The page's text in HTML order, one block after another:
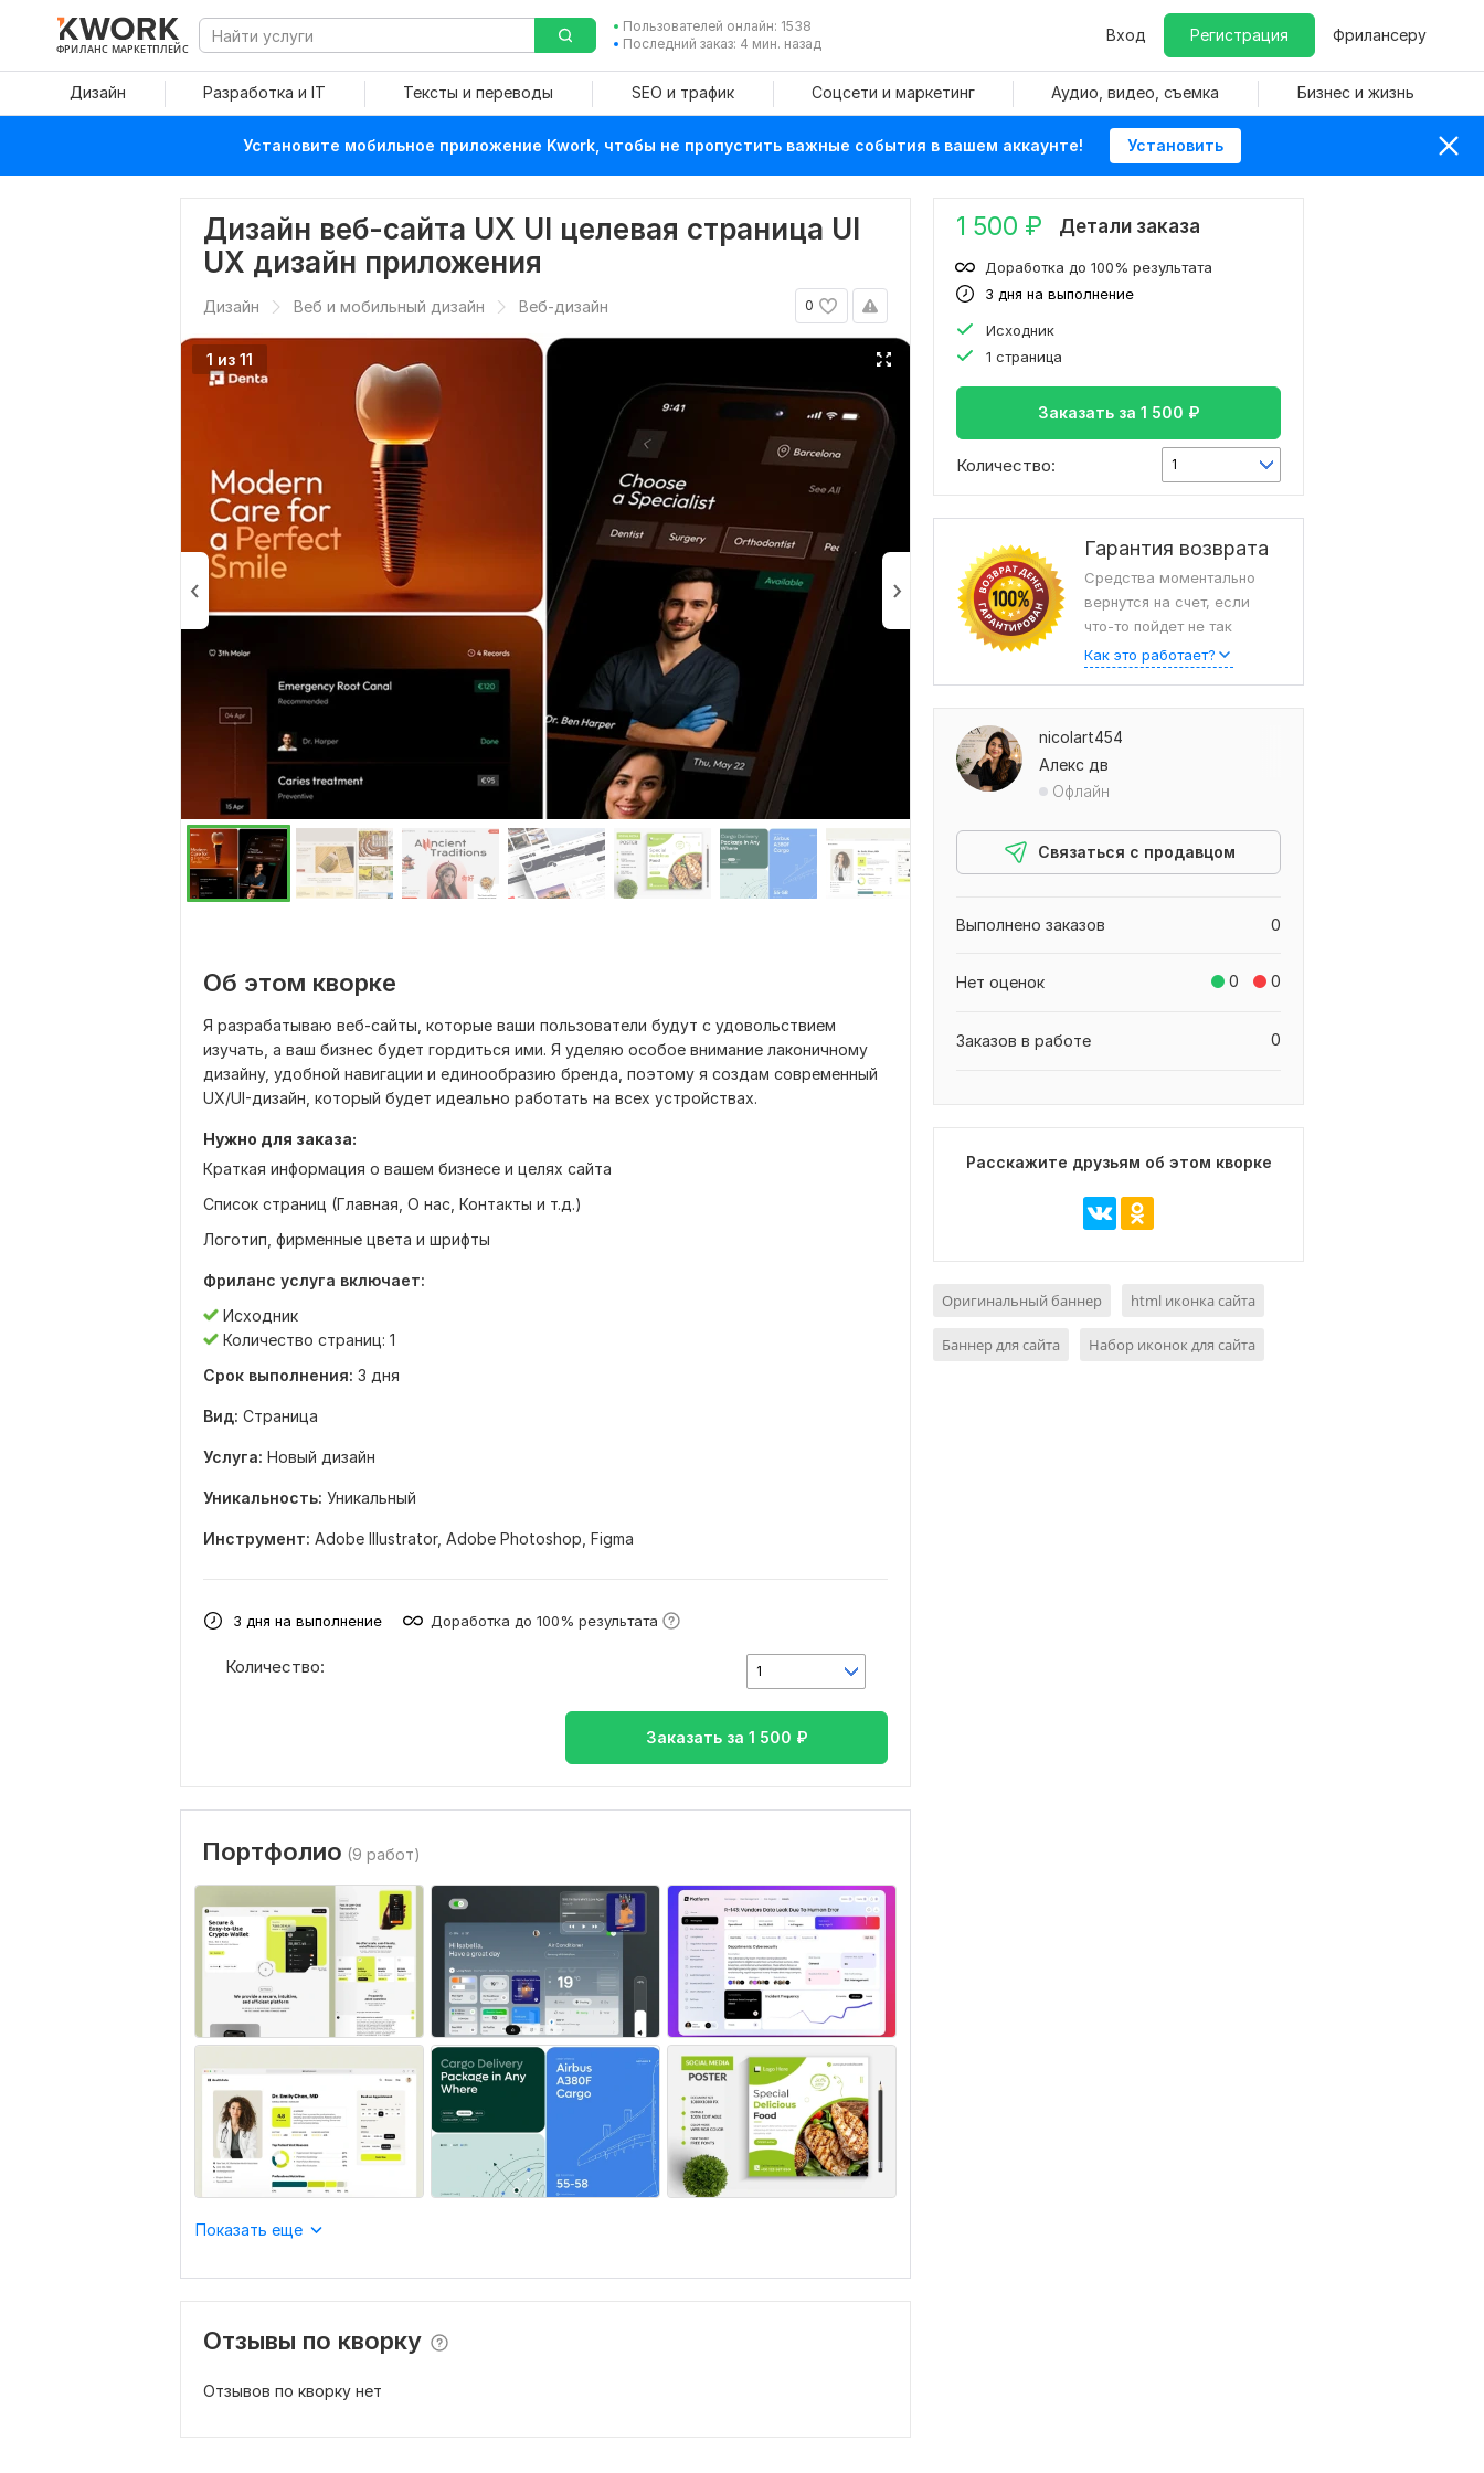
ФРИЛАНС МАРКЕТПЛЕЙС
Пользователей онлайн: 1538
Последний заказ: 4 мин. назад
Вход Регистрация Фрилансеру
Дизайн Разработка и IT Тексты и переводы SEO и трафик Соцсети и маркетинг Аудио, видео, съемка Бизнес и жизнь
Установите мобильное приложение Kwork, чтобы не пропустить важные события в вашем аккаунте! Установить
Дизайн веб-сайта UX UI целевая страница UI
UX дизайн приложения
0
Дизайн Веб и мобильный дизайн Веб-дизайн
1 из 11
Об этом кворке
Я разрабатываю веб-сайты, которые ваши пользователи будут с удовольствием
изучать, а ваш бизнес будет гордиться ими. Я уделяю особое внимание лаконичному
дизайну, удобной навигации и единообразию бренда, поэтому я создам современный
UX/UI-дизайн, который будет идеально работать на всех устройствах.
Нужно для заказа:
Краткая информация о вашем бизнесе и целях сайта
Список страниц (Главная, О нас, Контакты и т.д.)
Логотип, фирменные цвета и шрифты
Фриланс услуга включает:
Исходник
Количество страниц: 1
Срок выполнения: 3 дня
Вид: Страница
Услуга: Новый дизайн
Уникальность: Уникальный
Инструмент: Adobe Illustrator, Adobe Photoshop, Figma
3 дня на выполнение Доработка до 100% результата
1
Количество:
Заказать за 1 500 ₽
Портфолио (9 работ)
Показать еще
Отзывы по кворку
Отзывов по кворку нет
1 500 ₽ Детали заказа
3 дня на выполнение
Доработка до 100% результата
Исходник
1 страница
Заказать за 1 500 ₽
Количество: 1
Гарантия возврата
Средства моментально
вернутся на счет, если
что-то пойдет не так
Как это работает?
nicolart454
Алекс дв
Офлайн
Связаться с продавцом
0
Выполнено заказов
0 0
Нет оценок
0
Заказов в работе
Расскажите друзьям об этом кворке
Оригинальный баннер html иконка сайта
Баннер для сайта Набор иконок для сайта